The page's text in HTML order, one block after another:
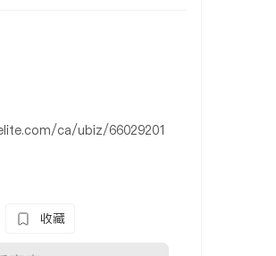
ca/ubiz/66029201
收藏